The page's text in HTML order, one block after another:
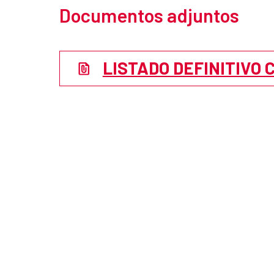
Documentos adjuntos
LISTADO DEFINITIVO